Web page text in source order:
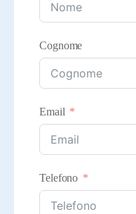
Cognome
Email
Telefono